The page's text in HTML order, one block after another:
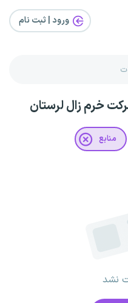
ورود | ثبت‌ نام
خرم زال لرستان
منابع
نشد